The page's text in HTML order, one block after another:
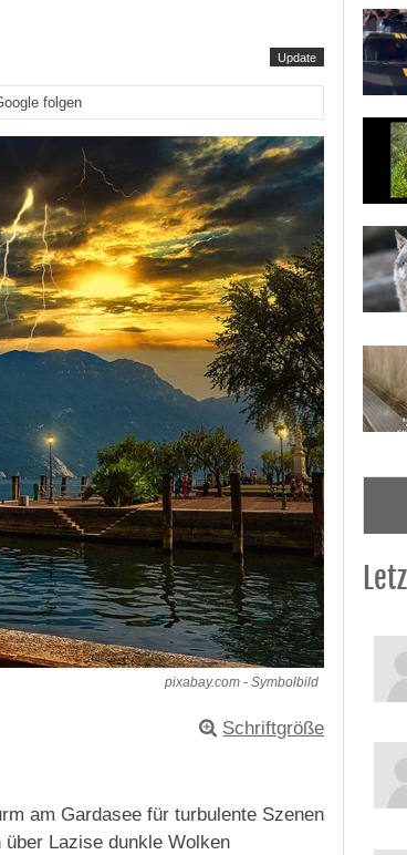
Update
folgen
pixabay.com - Symbolbild
Schriftgröße
am Gardasee für turbulente Szenen
Lazise dunkle Wolken